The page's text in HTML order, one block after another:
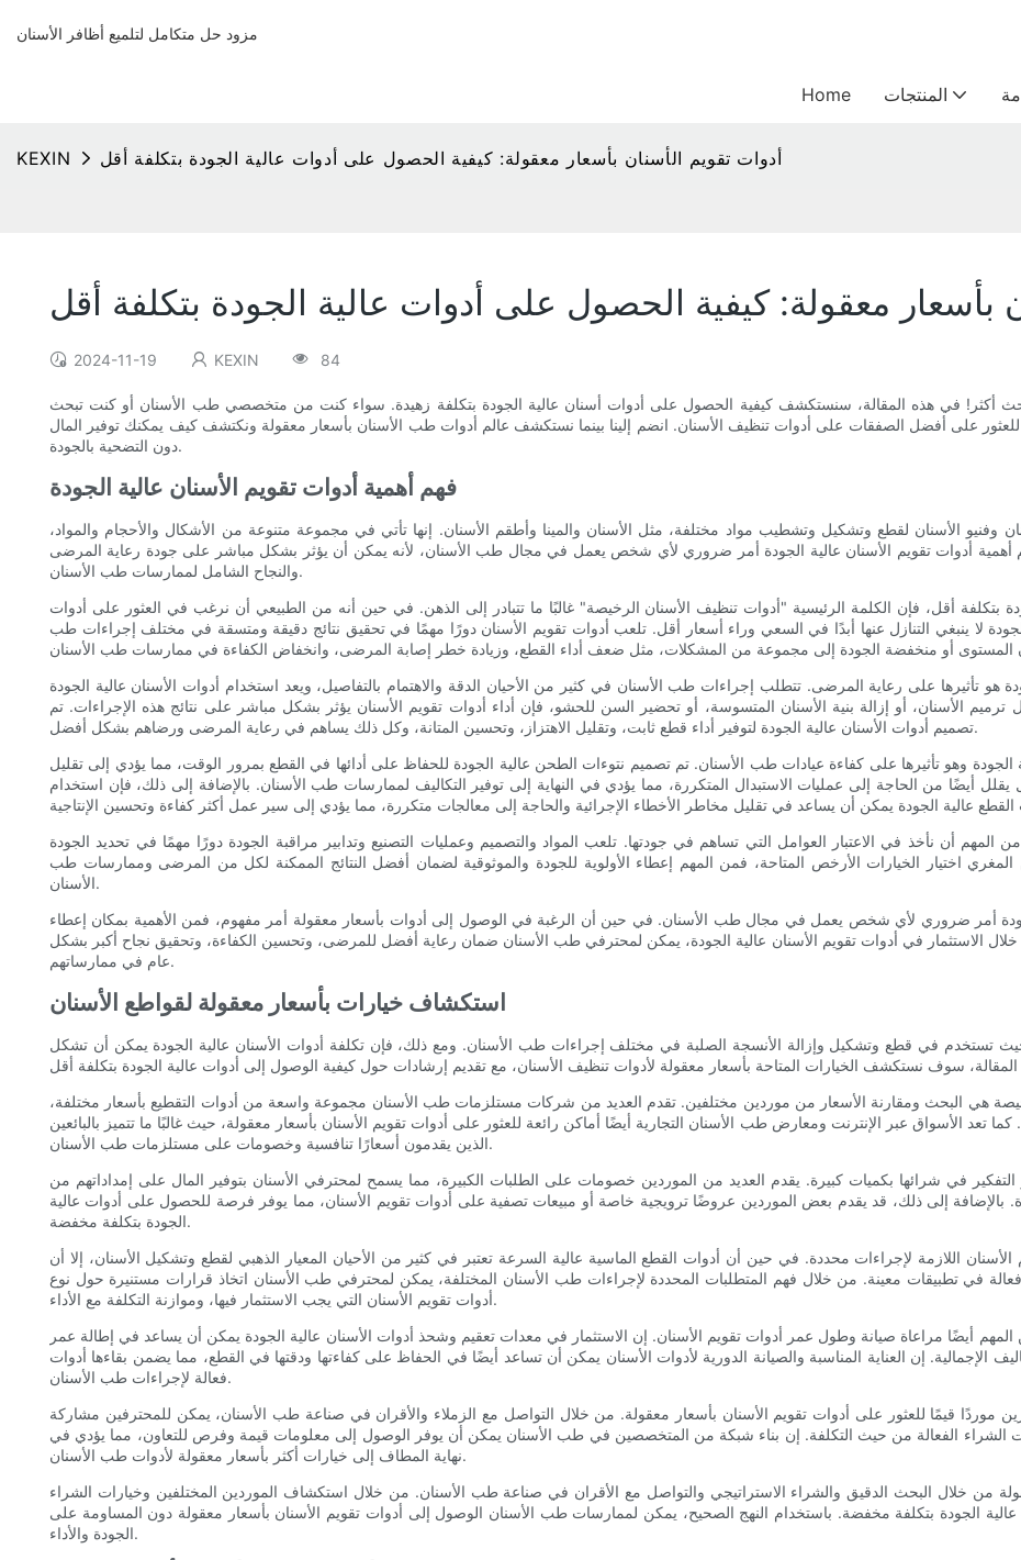
مزود حل متكامل لتلميع أظافر الأسنان
Home المنتجات
KEXIN أدوات تقويم الأسنان بأسعار معقولة: كيفية الحصول على أدوات عالية الجودة بتكلفة أقل
بأسعار معقولة: كيفية الحصول على أدوات عالية الجودة بتكلفة أقل
2024-11-19 KEXIN 84
أكثر! في هذه المقالة، سنستكشف كيفية الحصول على أدوات أسنان عالية الجودة بتكلفة زهيدة. سواء كنت من متخصصي طب الأسنان أو كنت تبحث
على أفضل الصفقات على أدوات تنظيف الأسنان. انضم إلينا بينما نستكشف عالم أدوات طب الأسنان بأسعار معقولة ونكتشف كيف يمكنك توفير المال
دون التضحية بالجودة.
فهم أهمية أدوات تقويم الأسنان عالية الجودة
وفنيو الأسنان لقطع وتشكيل وتشطيب مواد مختلفة، مثل الأسنان والمينا وأطقم الأسنان. إنها تأتي في مجموعة متنوعة من الأشكال والأحجام والمواد،
أدوات تقويم الأسنان عالية الجودة أمر ضروري لأي شخص يعمل في مجال طب الأسنان، لأنه يمكن أن يؤثر بشكل مباشر على جودة رعاية المرضى
والنجاح الشامل لممارسات طب الأسنان.
بتكلفة أقل، فإن الكلمة الرئيسية "أدوات تنظيف الأسنان الرخيصة" غالبًا ما تتبادر إلى الذهن. في حين أنه من الطبيعي أن نرغب في العثور على أدوات
لا ينبغي التنازل عنها أبدًا في السعي وراء أسعار أقل. تلعب أدوات تقويم الأسنان دورًا مهمًا في تحقيق نتائج دقيقة ومتسقة في مختلف إجراءات طب
هو تأثيرها على رعاية المرضى. تتطلب إجراءات طب الأسنان في كثير من الأحيان الدقة والاهتمام بالتفاصيل، ويعد استخدام أدوات الأسنان عالية الجودة
الأسنان، أو إزالة بنية الأسنان المتسوسة، أو تحضير السن للحشو، فإن أداء أدوات تقويم الأسنان يؤثر بشكل مباشر على نتائج هذه الإجراءات. تم
تصميم أدوات الأسنان عالية الجودة لتوفير أداء قطع ثابت، وتقليل الاهتزاز، وتحسين المتانة، وكل ذلك يساهم في رعاية المرضى ورضاهم بشكل أفضل.
الجودة وهو تأثيرها على كفاءة عيادات طب الأسنان. تم تصميم نتوءات الطحن عالية الجودة للحفاظ على أدائها في القطع بمرور الوقت، مما يؤدي إلى تقليل
يقلل أيضًا من الحاجة إلى عمليات الاستبدال المتكررة، مما يؤدي في النهاية إلى توفير التكاليف لممارسات طب الأسنان. بالإضافة إلى ذلك، فإن استخدام
أن نأخذ في الاعتبار العوامل التي تساهم في جودتها. تلعب المواد والتصميم وعمليات التصنيع وتدابير مراقبة الجودة دورًا مهمًا في تحديد الجودة
اختيار الخيارات الأرخص المتاحة، فمن المهم إعطاء الأولوية للجودة والموثوقية لضمان أفضل النتائج الممكنة لكل من المرضى وممارسات طب
الأسنان.
أمر ضروري لأي شخص يعمل في مجال طب الأسنان. في حين أن الرغبة في الوصول إلى أدوات بأسعار معقولة أمر مفهوم، فمن الأهمية بمكان إعطاء
من خلال الاستثمار في أدوات تقويم الأسنان عالية الجودة، يمكن لمحترفي طب الأسنان ضمان رعاية أفضل للمرضى، وتحسين الكفاءة، وتحقيق نجاح أكبر بشكل
عام في ممارساتهم.
استكشاف خيارات بأسعار معقولة لقواطع الأسنان
تستخدم في قطع وتشكيل وإزالة الأنسجة الصلبة في مختلف إجراءات طب الأسنان. ومع ذلك، فإن تكلفة أدوات الأسنان عالية الجودة يمكن أن تشكل
هي البحث ومقارنة الأسعار من موردين مختلفين. تقدم العديد من شركات مستلزمات طب الأسنان مجموعة واسعة من أدوات التقطيع بأسعار مختلفة،
تعد الأسواق عبر الإنترنت ومعارض طب الأسنان التجارية أيضًا أماكن رائعة للعثور على أدوات تقويم الأسنان بأسعار معقولة، حيث غالبًا ما تتميز بالبائعين
الذين يقدمون أسعارًا تنافسية وخصومات على مستلزمات طب الأسنان.
في شرائها بكميات كبيرة. يقدم العديد من الموردين خصومات على الطلبات الكبيرة، مما يسمح لمحترفي الأسنان بتوفير المال على إمداداتهم من
بالإضافة إلى ذلك، قد يقدم بعض الموردين عروضًا ترويجية خاصة أو مبيعات تصفية على أدوات تقويم الأسنان، مما يوفر فرصة للحصول على أدوات عالية
الجودة بتكلفة مخفضة.
اللازمة لإجراءات محددة. في حين أن أدوات القطع الماسية عالية السرعة تعتبر في كثير من الأحيان المعيار الذهبي لقطع وتشكيل الأسنان، إلا أن
في تطبيقات معينة. من خلال فهم المتطلبات المحددة لإجراءات طب الأسنان المختلفة، يمكن لمحترفي طب الأسنان اتخاذ قرارات مستنيرة حول نوع
أدوات تقويم الأسنان التي يجب الاستثمار فيها، وموازنة التكلفة مع الأداء.
أيضًا مراعاة صيانة وطول عمر أدوات تقويم الأسنان. إن الاستثمار في معدات تعقيم وشحذ أدوات الأسنان عالية الجودة يمكن أن يساعد في إطالة عمر
الإجمالية. إن العناية المناسبة والصيانة الدورية لأدوات الأسنان يمكن أن تساعد أيضًا في الحفاظ على كفاءتها ودقتها في القطع، مما يضمن بقاءها أدوات
فعالة لإجراءات طب الأسنان.
قيمًا للعثور على أدوات تقويم الأسنان بأسعار معقولة. من خلال التواصل مع الزملاء والأقران في صناعة طب الأسنان، يمكن للمحترفين مشاركة
الشراء الفعالة من حيث التكلفة. إن بناء شبكة من المتخصصين في طب الأسنان يمكن أن يوفر الوصول إلى معلومات قيمة وفرص للتعاون، مما يؤدي في
نهاية المطاف إلى خيارات أكثر بأسعار معقولة لأدوات طب الأسنان.
من خلال البحث الدقيق والشراء الاستراتيجي والتواصل مع الأقران في صناعة طب الأسنان. من خلال استكشاف الموردين المختلفين وخيارات الشراء
عالية الجودة بتكلفة مخفضة. باستخدام النهج الصحيح، يمكن لممارسات طب الأسنان الوصول إلى أدوات تقويم الأسنان بأسعار معقولة دون المساومة على
الجودة والأداء.